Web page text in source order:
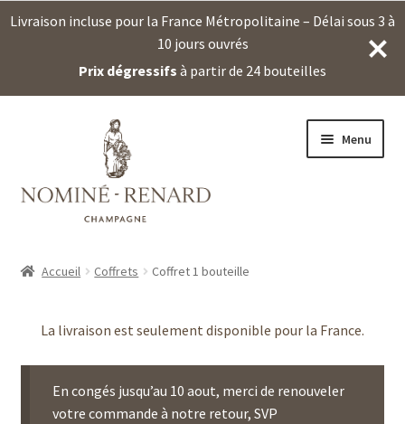
Livraison incluse pour la France Métropolitaine – Délai sous 3 à
10 jours ouvrés
Prix dégressifs à partir de 24 bouteilles
navigation
Menu
Accueil Coffrets Coffret 1 bouteille
La livraison est seulement disponible pour la France.
En congés jusqu’au 10 aout, merci de renouveler
votre commande à notre retour, SVP